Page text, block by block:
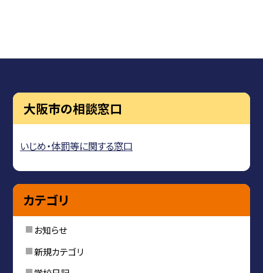
大阪市の相談窓口
いじめ・体罰等に関する窓口
カテゴリ
お知らせ
新規カテゴリ